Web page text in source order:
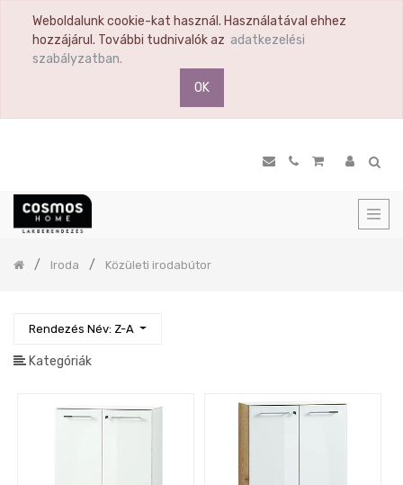
Weboldalunk cookie-kat használ. Használatával ehhez
hozzájárul. További tudnivalók az adatkezelési
szabályzatban.
OK
Iroda Közületi irodabútor
Rendezés Név: Z-A
Kategóriák
TERMÉK
KATEGÓRIA
termék
Komód
Vitrin
Hálószoba
Előszoba